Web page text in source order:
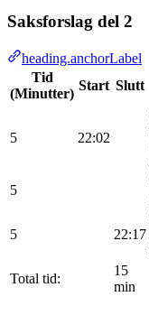
Saksforslag del 2
heading.anchorLabel
Tid
(Minutter)
Start Slutt
5 22:02
5
5 22:17
Total tid:
15
min